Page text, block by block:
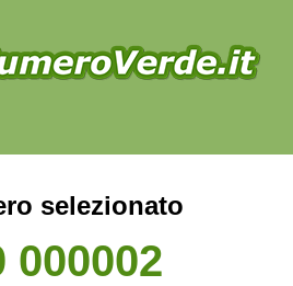
selezionato
000002